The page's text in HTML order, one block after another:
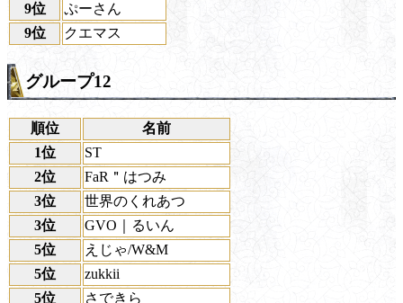
9位
ぷーさん
9位
クエマス
グループ12
順位
名前
1位
ST
2位
FaR＂はつみ
3位
世界のくれあつ
3位
GVO｜るいん
5位
えじゃ/W&M
5位
zukkii
5位
さできら